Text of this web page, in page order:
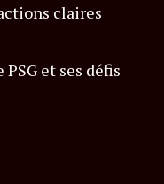
claires
et ses défis